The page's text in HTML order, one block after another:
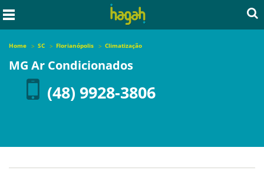
Home SC Florianópolis Climatização
MG Ar Condicionados
(48) 9928-3806